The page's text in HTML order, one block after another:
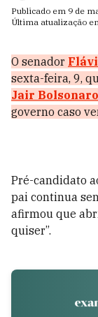
Publicado em 9 de
Última atualização
O senador
sexta-feira, 9,
Jair Bolsonaro
governo caso
Pré-candidato
pai continua
afirmou que
quiser”.